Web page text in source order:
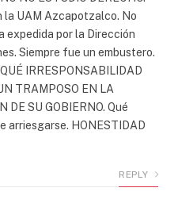
la UAM Azcapotzalco. No
expedida por la Dirección
Siempre fue un embustero.
IRRESPONSABILIDAD
TRAMPOSO EN LA
DE SU GOBIERNO. Qué
arriesgarse. HONESTIDAD
REPLY